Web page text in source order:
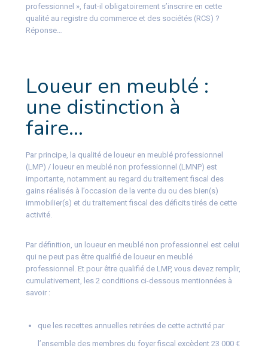
professionnel », faut-il obligatoirement s’inscrire en cette
qualité au registre du commerce et des sociétés (RCS) ?
Réponse…
Loueur en meublé :
une distinction à
faire…
Par principe, la qualité de loueur en meublé professionnel
(LMP) / loueur en meublé non professionnel (LMNP) est
importante, notamment au regard du traitement fiscal des
gains réalisés à l’occasion de la vente du ou des bien(s)
immobilier(s) et du traitement fiscal des déficits tirés de cette
activité.
Par définition, un loueur en meublé non professionnel est celui
qui ne peut pas être qualifié de loueur en meublé
professionnel. Et pour être qualifié de LMP, vous devez remplir,
cumulativement, les 2 conditions ci-dessous mentionnées à
savoir :
que les recettes annuelles retirées de cette activité par
l’ensemble des membres du foyer fiscal excèdent 23 000 €